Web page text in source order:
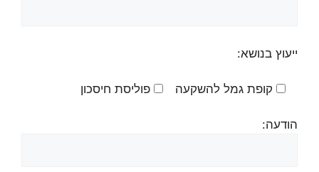
ייעוץ בנושא:
קופת גמל להשקעה פוליסת חיסכון
הודעה: